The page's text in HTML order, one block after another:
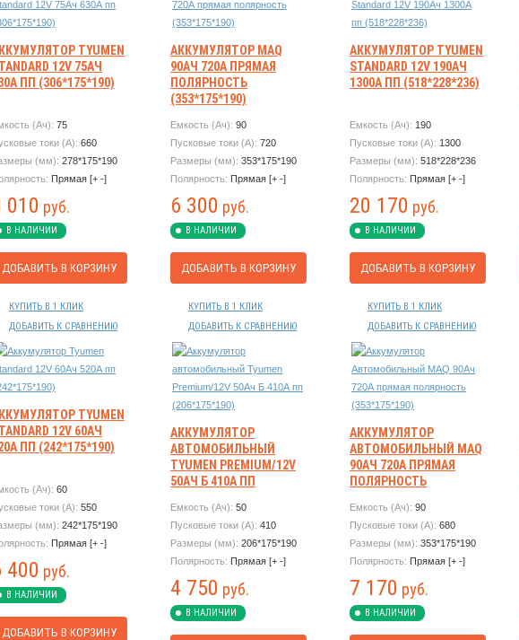
TYUMEN
12V 75АЧ
ПП (306*175*190)
(Ач): 75
токи (А): 660
(мм): 278*175*190
Прямая [+ -]
010 руб.
В НАЛИЧИИ
ДОБАВИТЬ В КОРЗИНУ
КУПИТЬ В 1 КЛИК
ДОБАВИТЬ К СРАВНЕНИЮ
АККУМУЛЯТОР MAQ
90АЧ 720А ПРЯМАЯ
ПОЛЯРНОСТЬ
(353*175*190)
Емкость (Ач): 90
Пусковые токи (А): 720
Размеры (мм): 353*175*190
Полярность: Прямая [+ -]
6 300 руб.
В НАЛИЧИИ
ДОБАВИТЬ В КОРЗИНУ
КУПИТЬ В 1 КЛИК
ДОБАВИТЬ К СРАВНЕНИЮ
АККУМУЛЯТОР TYUMEN
STANDARD 12V 190АЧ
1300А ПП (518*228*236)
Емкость (Ач): 190
Пусковые токи (А): 1300
Размеры (мм): 518*228*236
Полярность: Прямая [+ -]
20 170 руб.
В НАЛИЧИИ
ДОБАВИТЬ В КОРЗИНУ
КУПИТЬ В 1 КЛИК
ДОБАВИТЬ К СРАВНЕНИЮ
TYUMEN
12V 60АЧ
ПП (242*175*190)
(Ач): 60
токи (А): 550
(мм): 242*175*190
Прямая [+ -]
400 руб.
В НАЛИЧИИ
ДОБАВИТЬ В КОРЗИНУ
АККУМУЛЯТОР
АВТОМОБИЛЬНЫЙ
TYUMEN PREMIUM/12V
50АЧ Б 410А ПП
Емкость (Ач): 50
Пусковые токи (А): 410
Размеры (мм): 206*175*190
Полярность: Прямая [+ -]
4 750 руб.
В НАЛИЧИИ
АККУМУЛЯТОР
АВТОМОБИЛЬНЫЙ MAQ
90АЧ 720А ПРЯМАЯ
ПОЛЯРНОСТЬ
Емкость (Ач): 90
Пусковые токи (А): 680
Размеры (мм): 353*175*190
Полярность: Прямая [+ -]
7 170 руб.
В НАЛИЧИИ